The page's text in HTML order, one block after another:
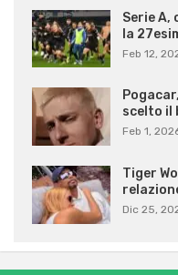
Serie
la
Feb 12,
scelto il
Feb 1,
Tiger
Dic 25,